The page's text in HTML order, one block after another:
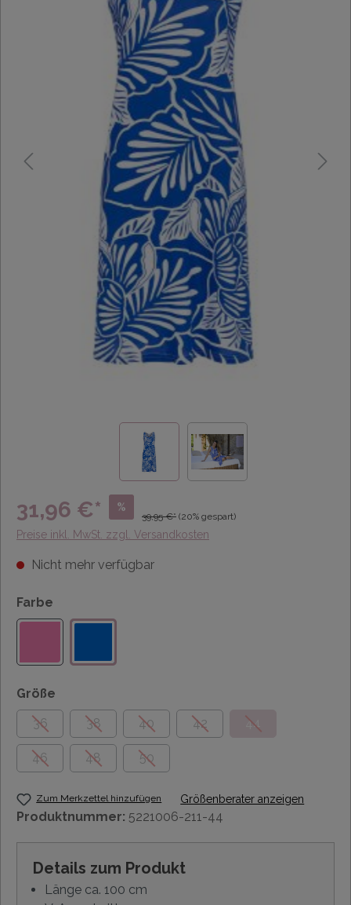
31,96 €* %
39,95 €* (20% gespart)
Preise inkl. MwSt. zzgl. Versandkosten
Nicht mehr verfügbar
Farbe
Größe
36
38 40 42 44
46 48 50
Zum Merkzettel hinzufügen Größenberater anzeigen
Produktnummer: 5221006-211-44
Details zum Produkt
Länge ca. 100 cm